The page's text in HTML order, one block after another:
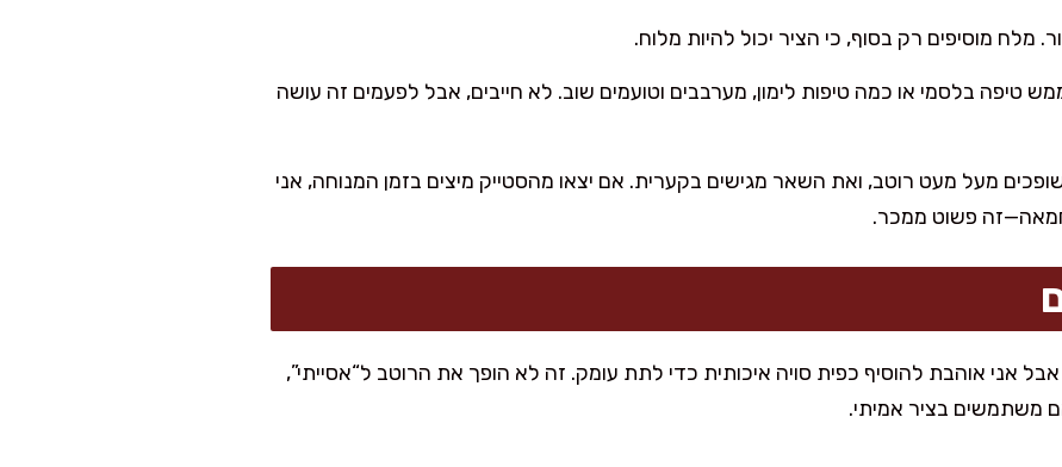
מלח מוסיפים רק בסוף, כי הציר יכול להיות מלוח.
ממש טיפה בלסמי או כמה טיפות לימון, מערבבים וטועמים שוב. לא חייבים, אבל לפעמים זה עושה
מעל מעט רוטב, ואת השאר מגישים בקערית. אם יצאו מהסטייק מיצים בזמן המנוחה, אני
פשוט ממכר.
אני אוהבת להוסיף כפית סויה איכותית כדי לתת עומק. זה לא הופך את הרוטב ל“אסייתי”,
משתמשים בציר אמיתי.